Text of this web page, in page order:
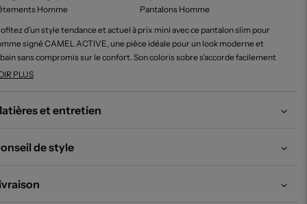
Homme
Pantalons Homme
d’un style tendance et actuel à prix mini avec ce pantalon slim pour
signé CAMEL ACTIVE, une pièce idéale pour un look moderne et
sans compromis sur le confort. Son coloris sobre s’accorde facilement
toutes vos tenues du quotidien et son allure ajustée affine la silhouette,
PLUS
et entretien
de style